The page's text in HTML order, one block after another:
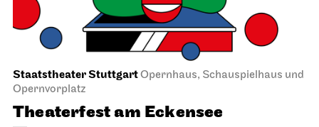
Staatstheater StuttgartOpernhaus, Schauspielhaus und
Opernvorplatz
Theaterfest am Eckensee